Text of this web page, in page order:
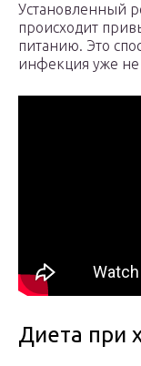
Установленный
происходит
питанию. Это
инфекция уже не
Диета при